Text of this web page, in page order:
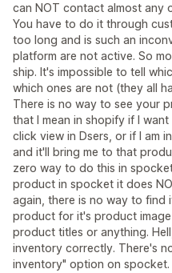
can NOT contact almost any
You have to do it through
too long and is such an
platform are not active. So
ship. It's impossible to tell
which ones are not (they all
There is no way to see your
that I mean in shopify if I
click view in Dsers, or if I am
and it'll bring me to that
zero way to do this in
product in spocket it does
again, there is no way to find
product for it's product
product titles or anything.
inventory correctly. There's
inventory" option on spocket.